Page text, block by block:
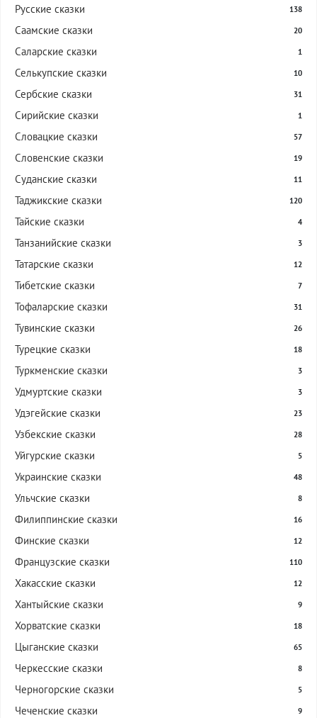
Русские сказки 138
Саамские сказки 20
Саларские сказки 1
Селькупские сказки 10
Сербские сказки 31
Сирийские сказки 1
Словацкие сказки 57
Словенские сказки 19
Суданские сказки 11
Таджикские сказки 120
Тайские сказки 4
Танзанийские сказки 3
Татарские сказки 12
Тибетские сказки 7
Тофаларские сказки 31
Тувинские сказки 26
Турецкие сказки 18
Туркменские сказки 3
Удмуртские сказки 3
Удэгейские сказки 23
Узбекские сказки 28
Уйгурские сказки 5
Украинские сказки 48
Ульчские сказки 8
Филиппинские сказки 16
Финские сказки 12
Французские сказки 110
Хакасские сказки 12
Хантыйские сказки 9
Хорватские сказки 18
Цыганские сказки 65
Черкесские сказки 8
Черногорские сказки 5
Чеченские сказки 9